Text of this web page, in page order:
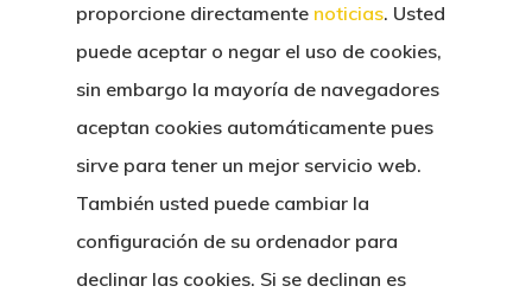
proporcione directamente noticias. Usted
puede aceptar o negar el uso de cookies,
sin embargo la mayoría de navegadores
aceptan cookies automáticamente pues
sirve para tener un mejor servicio web.
También usted puede cambiar la
configuración de su ordenador para
declinar las cookies. Si se declinan es